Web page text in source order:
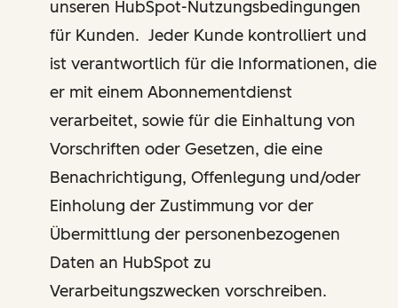
unseren HubSpot-Nutzungsbedingungen
für Kunden. Jeder Kunde kontrolliert und
ist verantwortlich für die Informationen, die
er mit einem Abonnementdienst
verarbeitet, sowie für die Einhaltung von
Vorschriften oder Gesetzen, die eine
Benachrichtigung, Offenlegung und/oder
Einholung der Zustimmung vor der
Übermittlung der personenbezogenen
Daten an HubSpot zu
Verarbeitungszwecken vorschreiben.